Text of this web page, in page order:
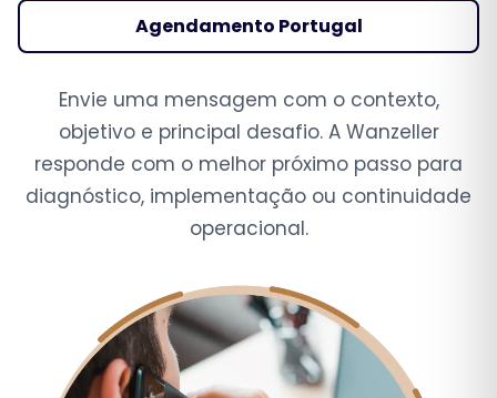
Agendamento Portugal
Envie uma mensagem com o contexto,
objetivo e principal desafio. A Wanzeller
responde com o melhor próximo passo para
diagnóstico, implementação ou continuidade
operacional.